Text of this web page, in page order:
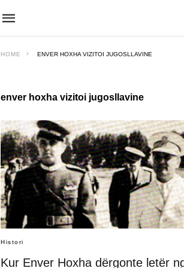
HOME ENVER HOXHA VIZITOI JUGOSLLAVINE
enver hoxha vizitoi jugosllavine
Histori
Kur Enver Hoxha dërgonte letër